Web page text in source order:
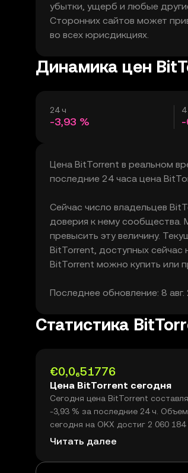
убытки, ущерб и любые
Сторонних сайтов может
во всех юрисдикциях.
Динамика цен
24 ч
-3,93 %
4
-
Цена BitTorrent в реальном
последние 24 часа цена
Сейчас число владельцев
доверия к нему
превысить эту величину.
BitTorrent, доступных сейчас
BitTorrent можно купить или
Последнее обновление: 8 авг.
Статистика
€0,0₆51776
Цена BitTorrent сегодня
Сегодня цена BitTorrent
-3,93 % за последние 24 ч.
сегодня на OKX достиг 2 060
€1,07 млн.
Читать далее